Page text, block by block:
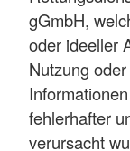
gGmbH,
oder ideeller
Nutzung
fehlerhafter
verursacht